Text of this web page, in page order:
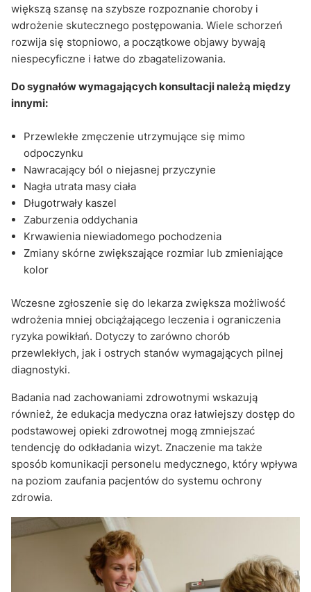
większą szansę na szybsze rozpoznanie choroby i
wdrożenie skutecznego postępowania. Wiele schorzeń
rozwija się stopniowo, a początkowe objawy bywają
niespecyficzne i łatwe do zbagatelizowania.
Do sygnałów wymagających konsultacji należą między
innymi:
Przewlekłe zmęczenie utrzymujące się mimo
odpoczynku
Nawracający ból o niejasnej przyczynie
Nagła utrata masy ciała
Długotrwały kaszel
Zaburzenia oddychania
Krwawienia niewiadomego pochodzenia
Zmiany skórne zwiększające rozmiar lub zmieniające
kolor
Wczesne zgłoszenie się do lekarza zwiększa możliwość
wdrożenia mniej obciążającego leczenia i ograniczenia
ryzyka powikłań. Dotyczy to zarówno chorób
przewlekłych, jak i ostrych stanów wymagających pilnej
diagnostyki.
Badania nad zachowaniami zdrowotnymi wskazują
również, że edukacja medyczna oraz łatwiejszy dostęp do
podstawowej opieki zdrowotnej mogą zmniejszać
tendencję do odkładania wizyt. Znaczenie ma także
sposób komunikacji personelu medycznego, który wpływa
na poziom zaufania pacjentów do systemu ochrony
zdrowia.